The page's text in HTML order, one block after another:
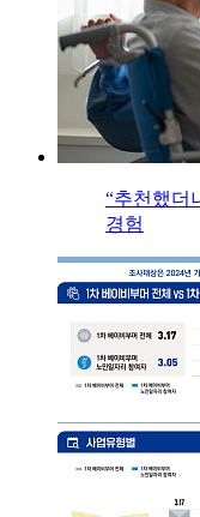
“추천했더
경험